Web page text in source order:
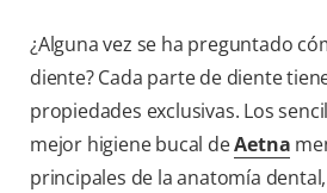
¿Alguna vez se ha preguntado
diente? Cada parte de diente
propiedades exclusivas. Los
mejor higiene bucal deAetna
principales de la anatomía